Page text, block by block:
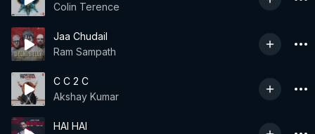
Colin Terence
Jaa Chudail
Ram Sampath
C C 2 C
Akshay Kumar
HAI HAI